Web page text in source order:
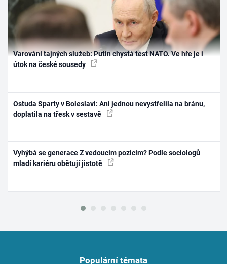
Varování tajných služeb: Putin chystá test NATO. Ve hře je i
útok na české sousedy
Ostuda Sparty v Boleslavi: Ani jednou nevystřelila na bránu,
doplatila na třesk v sestavě
Vyhýbá se generace Z vedoucím pozicím? Podle sociologů
mladí kariéru obětují jistotě
Populární témata